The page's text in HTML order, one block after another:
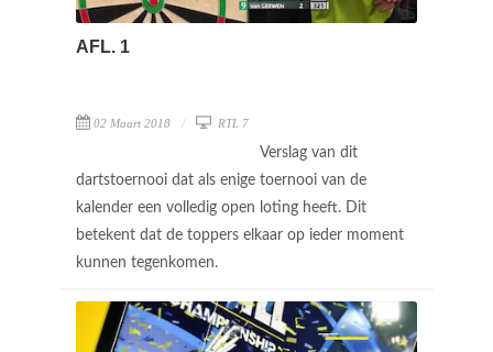
AFL. 1
02 Maart 2018 RTL 7
Verslag van dit
dartstoernooi dat als enige toernooi van de
kalender een volledig open loting heeft. Dit
betekent dat de toppers elkaar op ieder moment
kunnen tegenkomen.